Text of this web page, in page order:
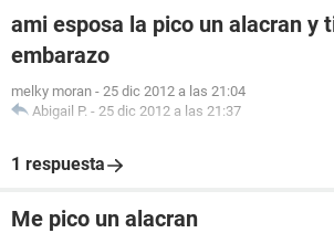
ami esposa la pico un alacran y
embarazo
melky moran - 25 dic 2012 a las 21:04
Abigail P. - 25 dic 2012 a las 21:37
1 respuesta
Me pico un alacran